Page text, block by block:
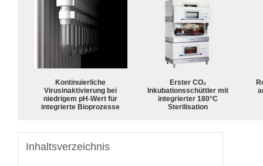
Kontinuierliche
Virusinaktivierung bei
niedrigem pH-Wert für
integrierte Bioprozesse
Erster CO₂
Inkubationsschüttler mit
integrierter 180°C
Sterilisation
Inhaltsverzeichnis